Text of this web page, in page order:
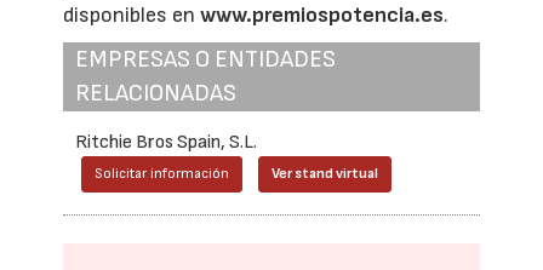
disponibles enwww.premiospotencia.es.
EMPRESAS O ENTIDADES
RELACIONADAS
Ritchie Bros Spain, S.L.
Solicitar información Ver stand virtual